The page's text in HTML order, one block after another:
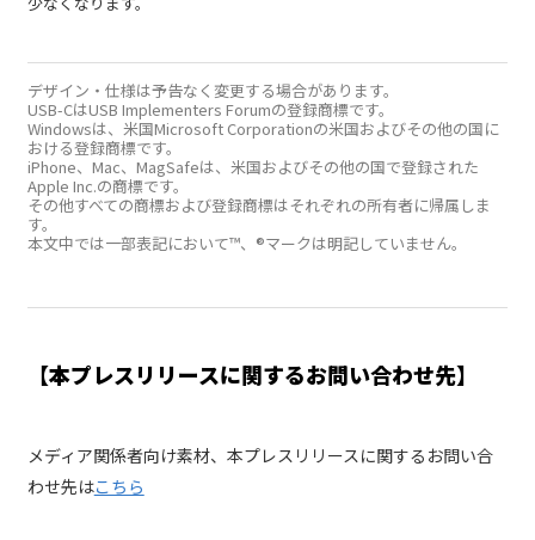
デザイン・仕様は予告なく変更する場合があります。
USB-CはUSB Implementers Forumの登録商標です。
Windowsは、米国Microsoft Corporationの米国およびその他の国に
おける登録商標です。
iPhone、Mac、MagSafeは、米国およびその他の国で登録された
Apple Inc.の商標です。
その他すべての商標および登録商標はそれぞれの所有者に帰属しま
す。
本文中では一部表記において™、®マークは明記していません。
【本プレスリリースに関するお問い合わせ先】
メディア関係者向け素材、本プレスリリースに関するお問い合
わせ先はこちら